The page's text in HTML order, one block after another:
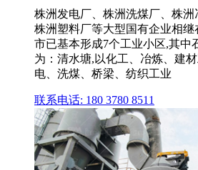
株洲发电厂、株洲洗煤厂、株洲
株洲塑料厂等大型国有企业相继
市已基本形成7个工业小区,其中
为：清水塘,以化工、冶炼、建
电、洗煤、桥梁、纺织工业
联系电话: 180 3780 8511